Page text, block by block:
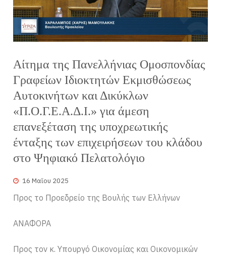
Αίτημα της Πανελλήνιας Ομοσπονδίας
Γραφείων Ιδιοκτητών Εκμισθώσεως
Αυτοκινήτων και Δικύκλων
«Π.Ο.Γ.Ε.Α.Δ.Ι.» για άμεση
επανεξέταση της υποχρεωτικής
ένταξης των επιχειρήσεων του κλάδου
στο Ψηφιακό Πελατολόγιο
16 Μαΐου 2025
Προς το Προεδρείο της Βουλής των Ελλήνων
ΑΝΑΦΟΡΑ
Προς τον κ. Υπουργό Οικονομίας και Οικονομικών